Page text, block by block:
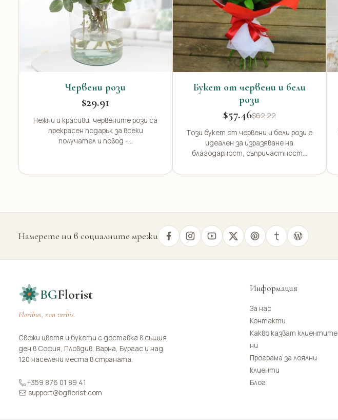
Червени рози
$29.91
Нежни и красиви, червените рози са
прекрасен подарък за всеки
получател и повод -...
Букет от червени и бели
рози
$57.46$62.22
Този букет от червени и бели рози е
идеален за изразяване на
благодарност, съпричастност...
Намерете ни в социалните мрежи
BGFlorist
Floribus, non verbis.
Свежи цветя и букети с доставка в същия
ден в София, Пловдив, Варна, Бургас и над
120 населени места в страната.
+359 876 01 89 41
support@bgflorist.com
Информация
За нас
Контакти
Какво казват клиентите
ни
Програма за лоялни
клиенти
Блог